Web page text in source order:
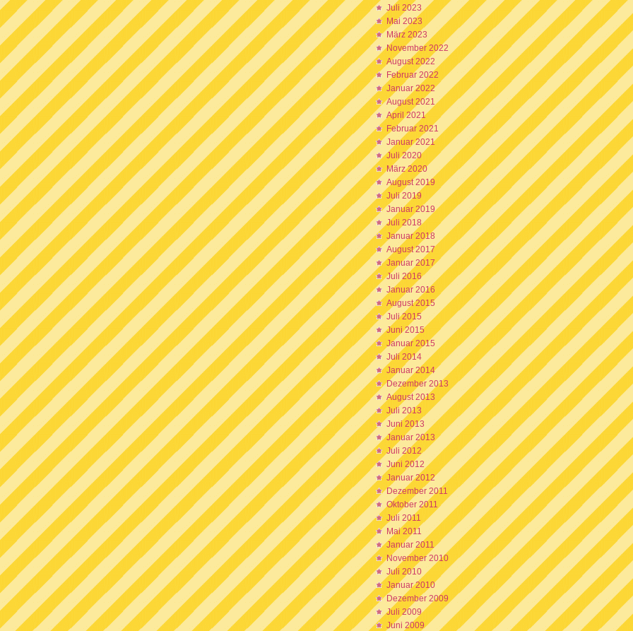
Juli 2023
Mai 2023
März 2023
November 2022
August 2022
Februar 2022
Januar 2022
August 2021
April 2021
Februar 2021
Januar 2021
Juli 2020
März 2020
August 2019
Juli 2019
Januar 2019
Juli 2018
Januar 2018
August 2017
Januar 2017
Juli 2016
Januar 2016
August 2015
Juli 2015
Juni 2015
Januar 2015
Juli 2014
Januar 2014
Dezember 2013
August 2013
Juli 2013
Juni 2013
Januar 2013
Juli 2012
Juni 2012
Januar 2012
Dezember 2011
Oktober 2011
Juli 2011
Mai 2011
Januar 2011
November 2010
Juli 2010
Januar 2010
Dezember 2009
Juli 2009
Juni 2009